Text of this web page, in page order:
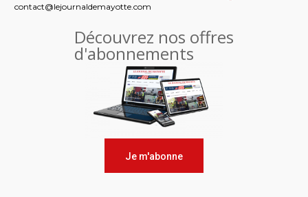
contact@lejournaldemayotte.com
Découvrez nos offres
d'abonnements
Je m'abonne